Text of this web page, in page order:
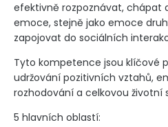
efektivně rozpoznávat, chápat
emoce, stejně jako emoce
zapojovat do sociálních
Tyto kompetence jsou klíčové
udržování pozitivních vztahů,
rozhodování a celkovou životní
5 hlavních oblastí: